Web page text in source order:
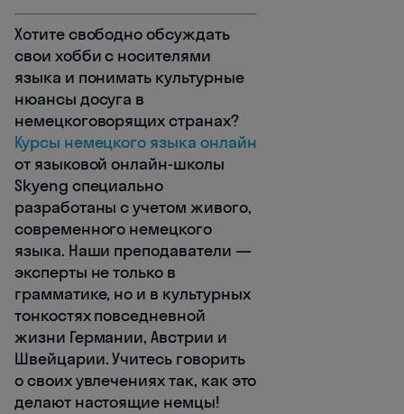
Хотите свободно обсуждать
свои хобби с носителями
языка и понимать культурные
нюансы досуга в
немецкоговорящих странах?
Курсы немецкого языка онлайн
от языковой онлайн-школы
Skyeng специально
разработаны с учетом живого,
современного немецкого
языка. Наши преподаватели —
эксперты не только в
грамматике, но и в культурных
тонкостях повседневной
жизни Германии, Австрии и
Швейцарии. Учитесь говорить
о своих увлечениях так, как это
делают настоящие немцы!